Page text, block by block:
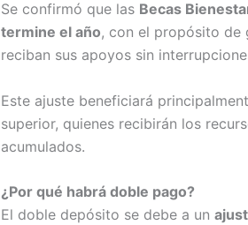
Se confirmó que las Becas
termine el año, con el propósito de
reciban sus apoyos sin
Este ajuste beneficiará
superior, quienes recibirán los
acumulados.
¿Por qué habrá doble pago?
El doble depósito se debe a un